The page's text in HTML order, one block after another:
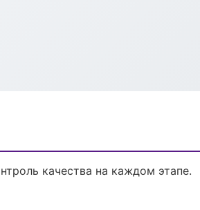
качества на каждом этапе.